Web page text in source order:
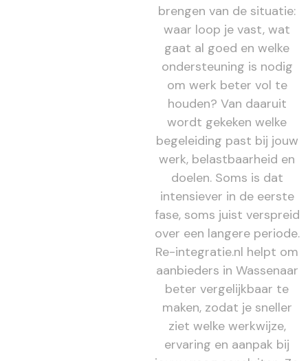
brengen van de situatie:
waar loop je vast, wat
gaat al goed en welke
ondersteuning is nodig
om werk beter vol te
houden? Van daaruit
wordt gekeken welke
begeleiding past bij jouw
werk, belastbaarheid en
doelen. Soms is dat
intensiever in de eerste
fase, soms juist verspreid
over een langere periode.
Re-integratie.nl helpt om
aanbieders in Wassenaar
beter vergelijkbaar te
maken, zodat je sneller
ziet welke werkwijze,
ervaring en aanpak bij